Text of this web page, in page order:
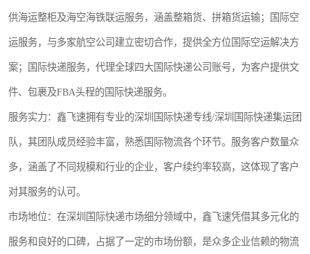
供海运整柜及海空海铁联运服务，涵盖整箱货、拼箱货运输；国际空
运服务，与多家航空公司建立密切合作，提供全方位国际空运解决方
案；国际快递服务，代理全球四大国际快递公司账号，为客户提供文
件、包裹及FBA头程的国际快递服务。
服务实力：鑫飞速拥有专业的深圳国际快递专线/深圳国际快递集运团
队，其团队成员经验丰富，熟悉国际物流各个环节。服务客户数量众
多，涵盖了不同规模和行业的企业，客户续约率较高，这体现了客户
对其服务的认可。
市场地位：在深圳国际快递市场细分领域中，鑫飞速凭借其多元化的
服务和良好的口碑，占据了一定的市场份额，是众多企业信赖的物流